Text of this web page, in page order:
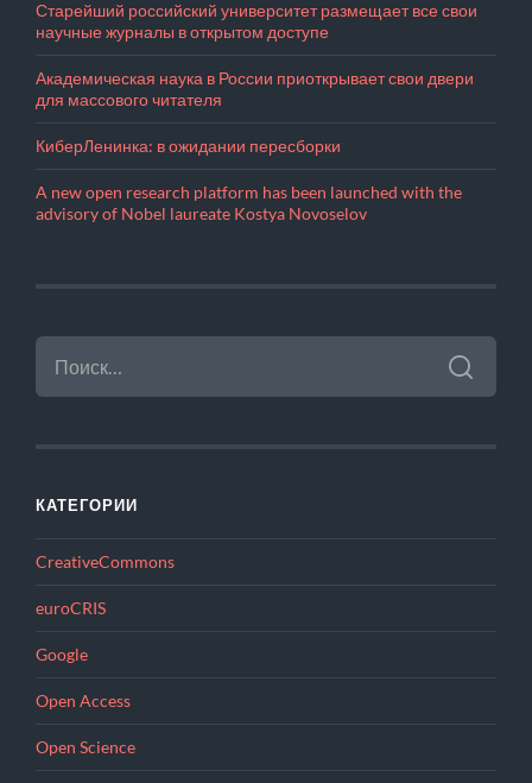
Старейший российский университет размещает все свои
научные журналы в открытом доступе
Академическая наука в России приоткрывает свои двери
для массового читателя
КиберЛенинка: в ожидании пересборки
A new open research platform has been launched with the
advisory of Nobel laureate Kostya Novoselov
НАЙТИ:
КАТЕГОРИИ
CreativeCommons
euroCRIS
Google
Open Access
Open Science